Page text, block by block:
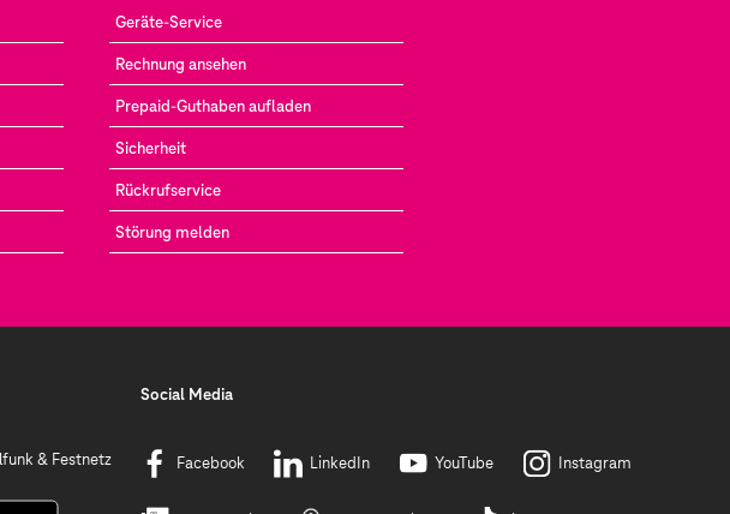
Geräte-Service
Rechnung ansehen
Prepaid-Guthaben aufladen
Sicherheit
Rückrufservice
Störung melden
& Festnetz
Social Media
Facebook LinkedIn YouTube Instagram